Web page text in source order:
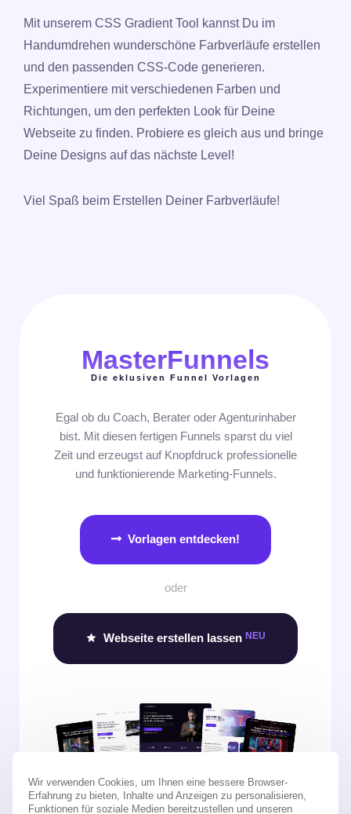
Mit unserem CSS Gradient Tool kannst Du im
Handumdrehen wunderschöne Farbverläufe erstellen
und den passenden CSS-Code generieren.
Experimentiere mit verschiedenen Farben und
Richtungen, um den perfekten Look für Deine
Webseite zu finden. Probiere es gleich aus und bringe
Deine Designs auf das nächste Level!
Viel Spaß beim Erstellen Deiner Farbverläufe!
MasterFunnels
Die eklusiven Funnel Vorlagen
Egal ob du Coach, Berater oder Agenturinhaber
bist. Mit diesen fertigen Funnels sparst du viel
Zeit und erzeugst auf Knopfdruck professionelle
und funktionierende Marketing-Funnels.
Vorlagen entdecken!
oder
Webseite erstellen lassen NEU
Wir verwenden Cookies, um Ihnen eine bessere Browser-
Erfahrung zu bieten, Inhalte und Anzeigen zu personalisieren,
Funktionen für soziale Medien bereitzustellen und unseren